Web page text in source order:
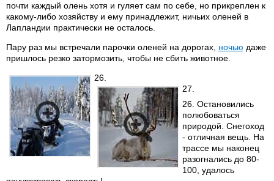
почти каждый олень хотя и гуляет сам по себе, но прикреплен к
какому-либо хозяйству и ему принадлежит, ничьих оленей в
Лапландии практически не осталось.
Пару раз мы встречали парочки оленей на дорогах, ночью даже
пришлось резко затормозить, чтобы не сбить животное.
26.
27.
26. Остановились
полюбоваться
природой. Снегоход
- отличная вещь. На
трассе мы наконец
разогнались до 80-
100, удалось